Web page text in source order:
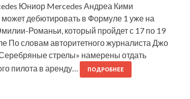
Юниор Mercedes Андреа Кими
дебютировать в Формуле 1 уже на
Романьи, который пройдет с 17 по 19
По словам авторитетного журналиста Джо
стрелы» намерены отдать
пилота в аренду…
ПОДРОБНЕЕ